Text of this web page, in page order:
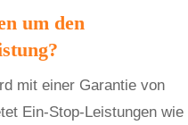
um den
mit einer Garantie von
Ein-Stop-Leistungen wie